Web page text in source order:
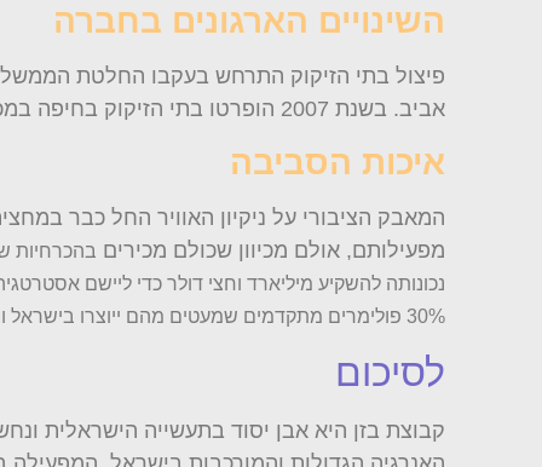
השינויים הארגונים בחברה
אביב. בשנת 2007 הופרטו בתי הזיקוק בחיפה במכירתם למשקיעים מוסדיים, קבוצת עופר-פדרמן ושאר המניות אכן הונפקו.
איכות הסביבה
מפעילותם, אולם מכיוון שכולם מכירים בהכרחיות
30% פולימרים מתקדמים שמעטים מהם ייוצרו בישראל ומרביתם במפעלי החברה בהולנד.
לסיכום
קבוצת בזן היא אבן יסוד בתעשייה הישראלית